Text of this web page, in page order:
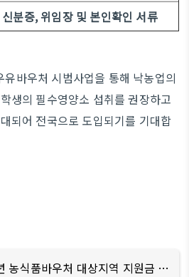
신분증, 위임장 및 본인확인 서류
바우처 시범사업을 통해 낙농업의
생의 필수영양소 섭취를 권장하고
되어 전국으로 도입되기를 기대합
2024년 농식품바우처 대상지역 지원금 신청방법